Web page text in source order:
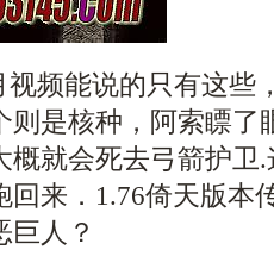
视频能说的只有这些
则是核种，阿索瞟了
概就会死去弓箭护卫
回来．1.76倚天版本
巨人？